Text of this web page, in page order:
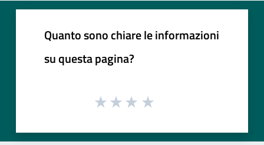
Quanto sono chiare le informazioni
su questa pagina?